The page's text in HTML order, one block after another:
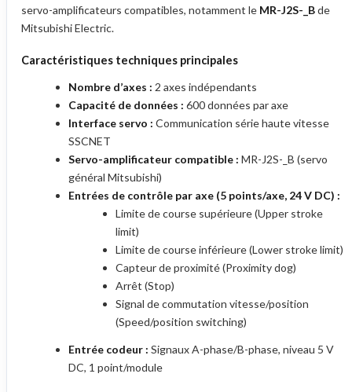
servo-amplificateurs compatibles, notamment le MR-J2S-_Bde
Mitsubishi Electric.
Caractéristiques techniques principales
Nombre d’axes : 2 axes indépendants
Capacité de données : 600 données par axe
Interface servo : Communication série haute vitesse
SSCNET
Servo-amplificateur compatible : MR-J2S-_B (servo
général Mitsubishi)
Entrées de contrôle par axe (5 points/axe, 24 V DC) :
Limite de course supérieure (Upper stroke
limit)
Limite de course inférieure (Lower stroke limit)
Capteur de proximité (Proximity dog)
Arrêt (Stop)
Signal de commutation vitesse/position
(Speed/position switching)
Entrée codeur : Signaux A-phase/B-phase, niveau 5 V
DC, 1 point/module